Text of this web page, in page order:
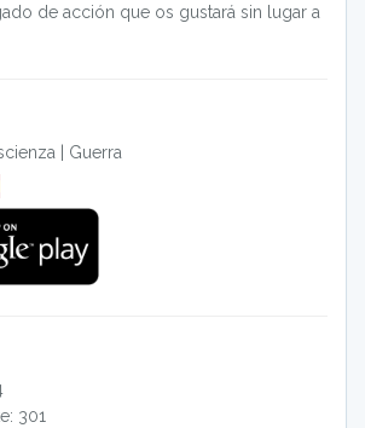
de acción que os gustará sin lugar a
Guerra
301